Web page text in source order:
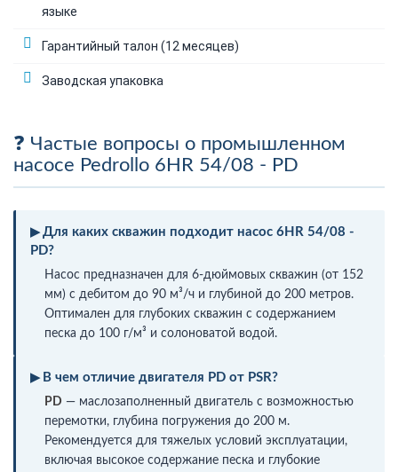
языке
Гарантийный талон (12 месяцев)
Заводская упаковка
Частые вопросы о промышленном
насосе Pedrollo 6HR 54/08 - PD
Для каких скважин подходит насос 6HR 54/08 -
PD?
Насос предназначен для 6-дюймовых скважин (от 152
мм) с дебитом до 90 м³/ч и глубиной до 200 метров.
Оптимален для глубоких скважин с содержанием
песка до 100 г/м³ и солоноватой водой.
В чем отличие двигателя PD от PSR?
PD — маслозаполненный двигатель с возможностью
перемотки, глубина погружения до 200 м.
Рекомендуется для тяжелых условий эксплуатации,
включая высокое содержание песка и глубокие